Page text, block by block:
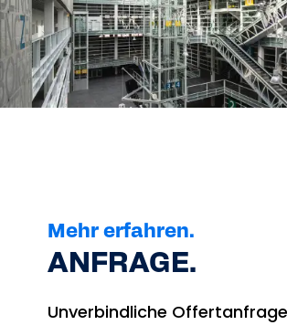
Mehr erfahren.
ANFRAGE.
Unverbindliche